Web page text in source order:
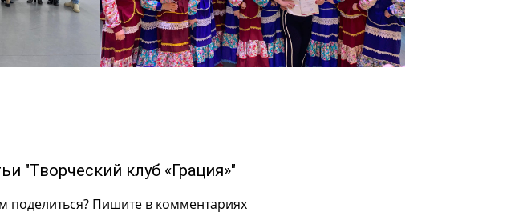
"Творческий клуб «Грация»"
поделиться? Пишите в комментариях